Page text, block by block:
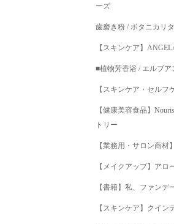
ーズ
歯磨き粉 / ボタニカリ
【スキンケア】
■植物芳香浴 / エルブア
【スキンケア・セルフ
【健康美容食品】
トリー
【業務用・サロン商
【メイクアップ】ア
【書籍】私、ファンデ
【スキンケア】クイ